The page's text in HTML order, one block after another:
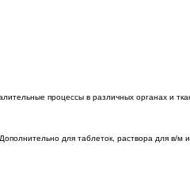
процессы в различных органах и
для таблеток, раствора для в/м и